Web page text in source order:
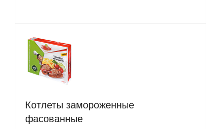
Котлеты замороженные
фасованные